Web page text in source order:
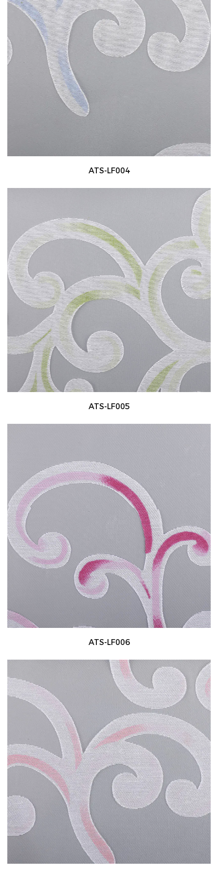
ATS-LF004
ATS-LF005
ATS-LF006